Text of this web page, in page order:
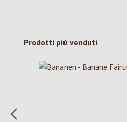
Salta la galleria dei prodotti
Prodotti più venduti